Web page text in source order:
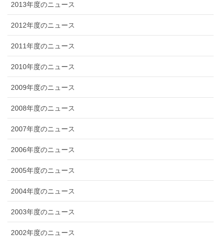
2013年度のニュース
2012年度のニュース
2011年度のニュース
2010年度のニュース
2009年度のニュース
2008年度のニュース
2007年度のニュース
2006年度のニュース
2005年度のニュース
2004年度のニュース
2003年度のニュース
2002年度のニュース